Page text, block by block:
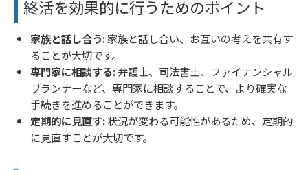
終活を効果的に行うためのポイント
家族と話し合う:家族と話し合い、お互いの考えを共有す
ることが大切です。
専門家に相談する:弁護士、司法書士、ファイナンシャル
プランナーなど、専門家に相談することで、より確実な
手続きを進めることができます。
定期的に見直す:状況が変わる可能性があるため、定期的
に見直すことが大切です。